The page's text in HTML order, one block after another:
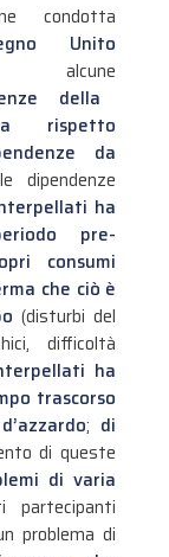
condotta
Unito
alcune
della
rispetto
da
dipendenze
ha
pre-
consumi
che ciò è
(disturbi del
difficoltà
ha
trascorso
; di
di queste
di varia
problema di